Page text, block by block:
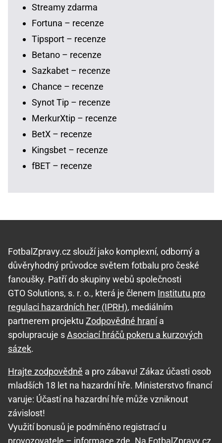
Streamy zdarma
Fortuna – recenze
Tipsport – recenze
Betano – recenze
Sazkabet – recenze
Chance – recenze
Synot Tip – recenze
MerkurXtip – recenze
BetX – recenze
Kingsbet – recenze
fBET – recenze
FotbalZpravy.cz slouží jako komplexní, odborný a
důvěryhodný průvodce světem fotbalu pro české
fanoušky. Patří do skupiny webů společnosti
GTO Solutions, s. r. o., která je členem Institutu pro
regulaci hazardních her (IPRH), mediálním
partnerem projektu Zodpovědné hranía
spolupracuje sAsociací hráčů pokeru a kurzových
sázek.
Hrajte zodpovědně a pro zábavu! Zákaz účasti osob
mladších 18 let na hazardní hře. Ministerstvo financí
varuje: Účastí na hazardní hře může vzniknout
závislost!
Využití bonusů je podmíněno registrací u
provozovatele – informace zde . Na FotbalZpravy.cz